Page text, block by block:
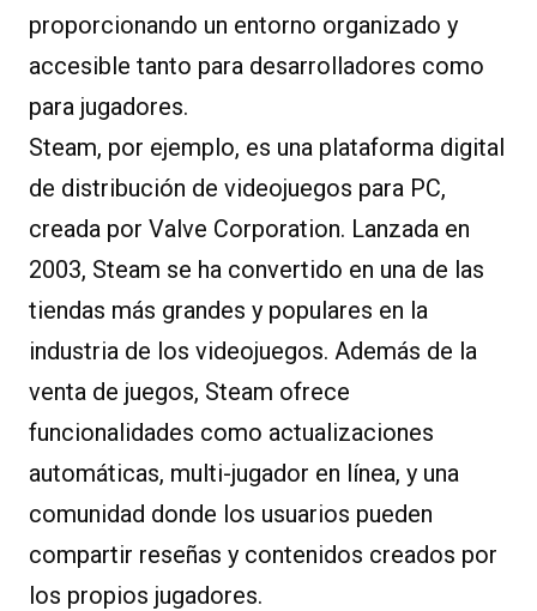
proporcionando un entorno organizado y
accesible tanto para desarrolladores como
para jugadores.
Steam, por ejemplo, es una plataforma digital
de distribución de videojuegos para PC,
creada por Valve Corporation. Lanzada en
2003, Steam se ha convertido en una de las
tiendas más grandes y populares en la
industria de los videojuegos. Además de la
venta de juegos, Steam ofrece
funcionalidades como actualizaciones
automáticas, multi-jugador en línea, y una
comunidad donde los usuarios pueden
compartir reseñas y contenidos creados por
los propios jugadores.